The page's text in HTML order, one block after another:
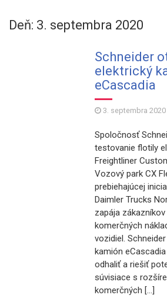
Deň: 3. septembra 2020
Schneider
elektrický
eCascadia
3. septembra 2020
Spoločnosť
testovanie flotily
Freightliner
Vozový park CX
prebiehajúcej
Daimler Trucks
zapája
komerčných
vozidiel.
kamión
odhaliť a riešiť
súvisiace s
komerčných […]